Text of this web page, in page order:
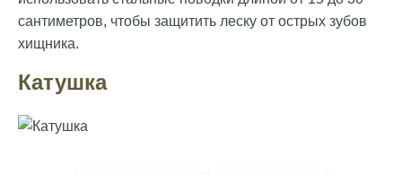
сантиметров, чтобы защитить леску от острых зубов
хищника.
Катушка